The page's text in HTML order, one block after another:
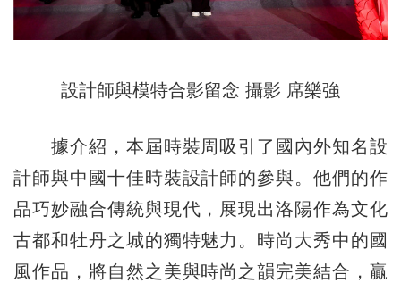
設計師與模特合影留念 攝影 席樂強
據介紹，本屆時裝周吸引了國內外知名設
計師與中國十佳時裝設計師的參與。他們的作
品巧妙融合傳統與現代，展現出洛陽作為文化
古都和牡丹之城的獨特魅力。時尚大秀中的國
風作品，將自然之美與時尚之韻完美結合，贏